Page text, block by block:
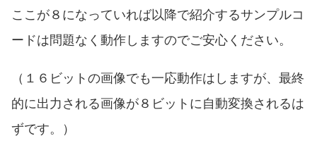
ここが８になっていれば以降で紹介するサンプルコ
ードは問題なく動作しますのでご安心ください。
（１６ビットの画像でも一応動作はしますが、最終
的に出力される画像が８ビットに自動変換されるは
ずです。）